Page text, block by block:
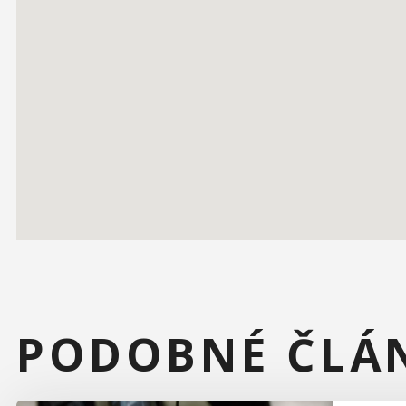
PODOBNÉ